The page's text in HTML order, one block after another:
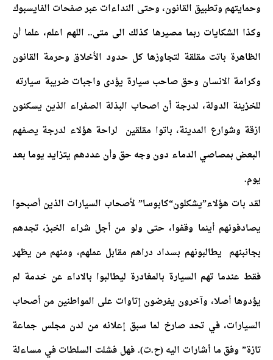
وحمايتهم وتطبيق القانون، وحتى النداءات عبر صفحات الفايسبوك
وكذا الشكايات ربما مصيرها كذلك الى متى.. اللهم اعلم، علما أن
الظاهرة باتت مقلقة لتجاوزها كل حدود الأخلاق وحرمة القانون
وكرامة الانسان وحق صاحب سيارة يؤدى واجبات ضريبة سيارته
للخزينة الدولة، لدرجة أن اصحاب البذلة الصفراء الذين يسكنون
ازقة وشوارع المدينة، باتوا مقلقين لراحة هؤلاء لدرجة يصفهم
البعض بمصاصي الدماء دون وجه حق وأن عددهم يتزايد يوما بعد
يوم.
لقد بات هؤلاء”يشكلون“كابوسا” لأصحاب السيارات الذين أصبحوا
يصادفونهم أينما وقفوا، حتى ولو من أجل شراء الخبز، تجدهم
بجانبنهم يطالبونهم بسداد دراهم مقابل عملهم، ومنهم من يظهر
فقط عندما تهم السيارة بالمغادرة ليطالبوا بالاداء عن خدمة لم
يؤدوها أصلا، وآخرون يفرضون إتاوات على المواطنين من أصحاب
السيارات، في تحد صارخ لما سبق إعلانه من لدن مجلس جماعة
تازة” وفق ما أشارات اليه (ح.ت).فهل فشلت السلطات في مساءلة